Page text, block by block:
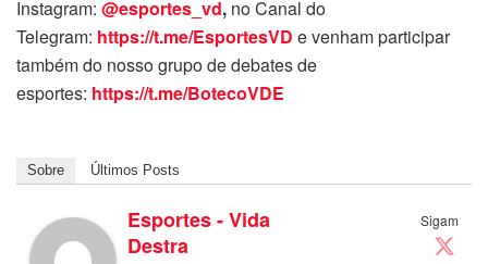
Instagram: @esportes_vd, no Canal do
Telegram: https://t.me/EsportesVD e venham participar
também do nosso grupo de debates de
esportes: https://t.me/BotecoVDE
Sobre Últimos Posts
Sigam
Esportes - Vida
Destra